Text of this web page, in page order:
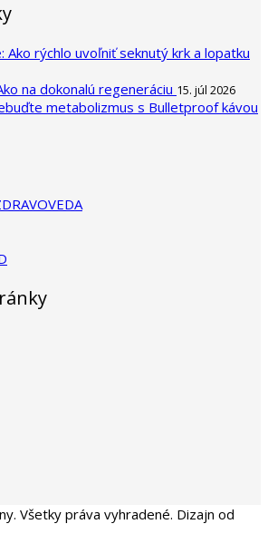
Ako rýchlo uvoľniť seknutý krk a lopatku
na dokonalú regeneráciu 15. júl 2026
metabolizmus s Bulletproof kávou
Všetky práva vyhradené. Dizajn od